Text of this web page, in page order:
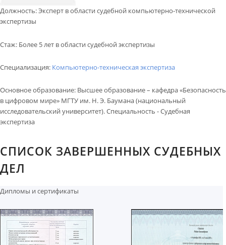
КОНТАКТЫ
Обратный звонок
Должность:Эксперт в области судебной компьютерно-технической
экспертизы
Стаж: Более 5 лет в области судебной экспертизы
Специализация: Компьютерно-техническая экспертиза
Основное образование: Высшее образование – кафедра «Безопасность
в цифровом мире» МГТУ им. Н. Э. Баумана (национальный
исследовательский университет). Специальность - Судебная
экспертиза
СПИСОК ЗАВЕРШЕННЫХ СУДЕБНЫХ
ДЕЛ
Дипломы и сертификаты